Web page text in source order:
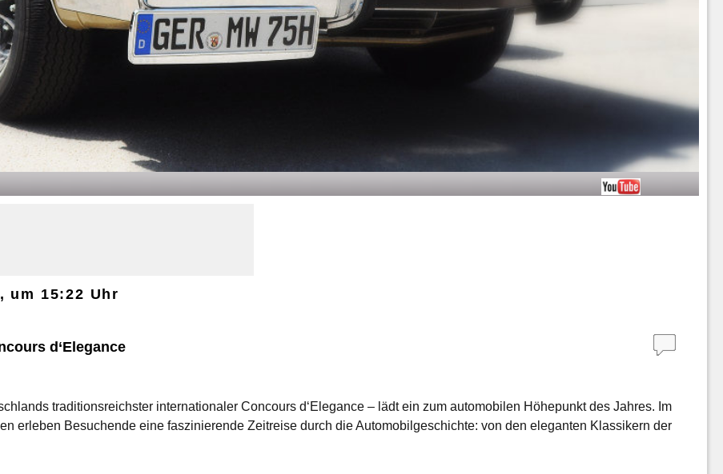
um 15:22 Uhr
d‘Elegance
traditionsreichster internationaler Concours d‘Elegance – lädt ein zum automobilen Höhepunkt des Jahres. Im
erleben Besuchende eine faszinierende Zeitreise durch die Automobilgeschichte: von den eleganten Klassikern der